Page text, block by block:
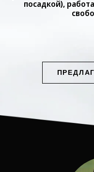
посадкой),